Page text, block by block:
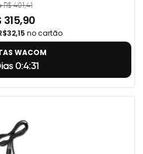
R$ 401,41
315,90
no cartão
WACOM
0:4:31